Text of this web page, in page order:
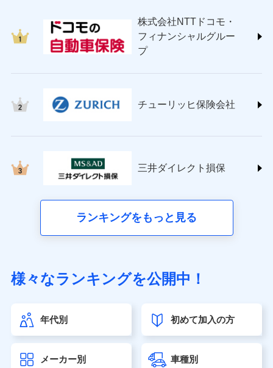
ＳＯＭＰＯダイレクト損害保険株式会社
(https://www.sompo-direct.co.jp/)
チューリッヒ保険会社 (https://www.zurich.co.jp/)
(https://www.nisshinfire.co.jp/)
(https://www.petfamilyins.co.jp/)
ins.com/)
三井ダイレクト損害保険株式会社
（https://www.sonylife.co.jp）
第一ネオ生命保険株式会社（https://neofirst.co.jp/）
大樹生命保険株式会社（https://www.taiju-life.co.jp）
seimei.co.jp）
株式会社NTTドコモ・
フィナンシャルグルー
プ
チューリッヒ保険会社
三井ダイレクト損保
ランキングをもっと見る
様々なランキングを公開中！
年代別 初めて加入の方
メーカー別 車種別